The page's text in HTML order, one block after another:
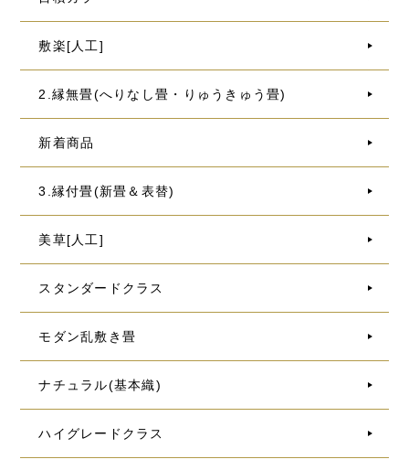
敷楽[人工]
2.縁無畳(へりなし畳・りゅうきゅう畳)
新着商品
3.縁付畳(新畳＆表替)
美草[人工]
スタンダードクラス
モダン乱敷き畳
ナチュラル(基本織)
ハイグレードクラス